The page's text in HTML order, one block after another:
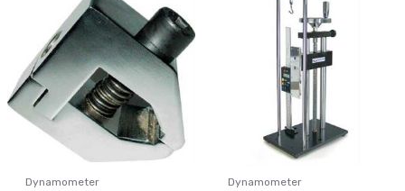
Dynamometer Dynamometer